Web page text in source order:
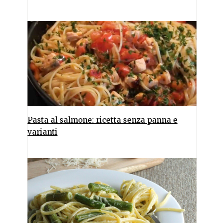
Pasta al salmone: ricetta senza panna e
varianti